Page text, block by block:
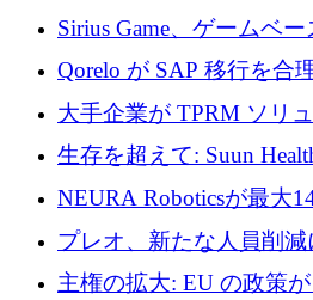
速するために150万ユー
Sirius Game、ゲームベ
ために 130 万ユーロの
Qorelo が SAP 移行を合
ドルを調達
大手企業が TPRM ソリ
Vanta を選択する理由
生存を超えて: Suun
ように再考しているか
NEURA Roboticsが最大
Bending Spoonsが米国
4億ポンドのチップ計画
プレオ、新たな人員削
雇
主権の拡大: EU の政策